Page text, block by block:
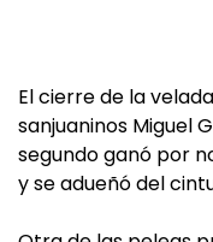
El cierre de la
sanjuaninos Miguel
segundo ganó por
y se adueñó del